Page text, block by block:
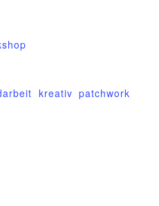
kreativ, patchwork